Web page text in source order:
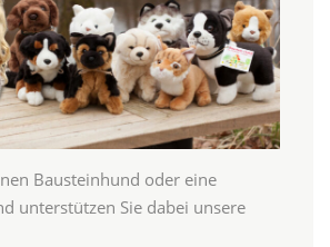
Bausteinhund oder eine
unterstützen Sie dabei unsere